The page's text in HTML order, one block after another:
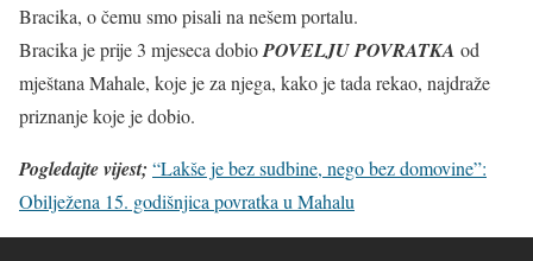
Bracika, o čemu smo pisali na nešem portalu.
Bracika je prije 3 mjeseca dobioPOVELJU POVRATKA od
mještana Mahale, koje je za njega, kako je tada rekao, najdraže
priznanje koje je dobio.
Pogledajte vijest; “Lakše je bez sudbine, nego bez domovine”:
Obilježena 15. godišnjica povratka u Mahalu